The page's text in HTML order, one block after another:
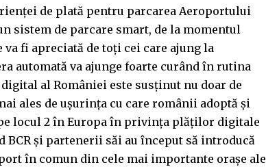
de plată pentru parcarea Aeroportului
sistem de parcare smart, de la momentul
fi apreciată de toți cei care ajung la
automată va ajunge foarte curând în rutina
al României este susținut nu doar de
ales de ușurința cu care românii adoptă și
locul 2 în Europa în privința plăților digitale
și partenerii săi au început să introducă
în comun din cele mai importante orașe ale